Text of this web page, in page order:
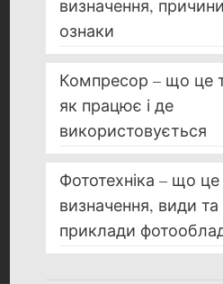
визначення,
ознаки
Компресор – що це
як працює і де
використовується
Фототехніка – що це
визначення, види та
приклади